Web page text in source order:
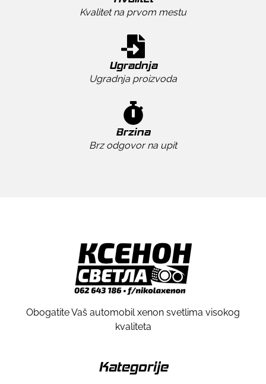
Kvalitet na prvom mestu
Ugradnja
Ugradnja proizvoda
Brzina
Brz odgovor na upit
Obogatite Vaš automobil xenon svetlima visokog
kvaliteta
Kategorije